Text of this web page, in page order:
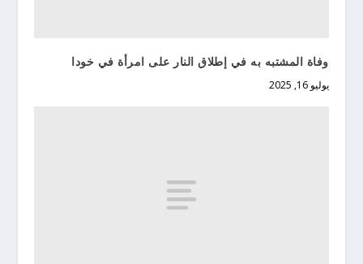
وفاة المشتبه به في إطلاق النار على امرأة في خودا
يوليو 16, 2025